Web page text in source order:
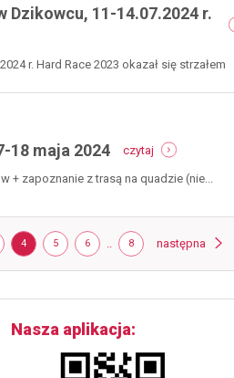
Dzikowcu, 11-14.07.2024 r.
r. Hard Race 2023 okazał się strzałem
18 maja 2024 czytaj
hard
race
-
runda
18
maja
+ zapoznanie z trasą na quadzie (nie...
STRONA
4 STRONA
5 STRONA
6 STRONA
8 następna strona
Nasza aplikacja